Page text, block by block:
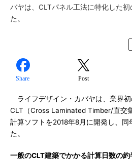
バヤは、CLTパネル工法に特化した
た。
Share Post
ライフデザイン・カバヤは、業界
CLT（Cross Laminated Timber/直交
計算ソフトを2018年8月に開発し、同
た。
一般のCLT建築でかかる計算日数の